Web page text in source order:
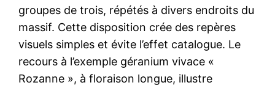
groupes de trois, répétés à divers endroits du
massif. Cette disposition crée des repères
visuels simples et évite l’effet catalogue. Le
recours à l’exemple géranium vivace «
Rozanne », à floraison longue, illustre